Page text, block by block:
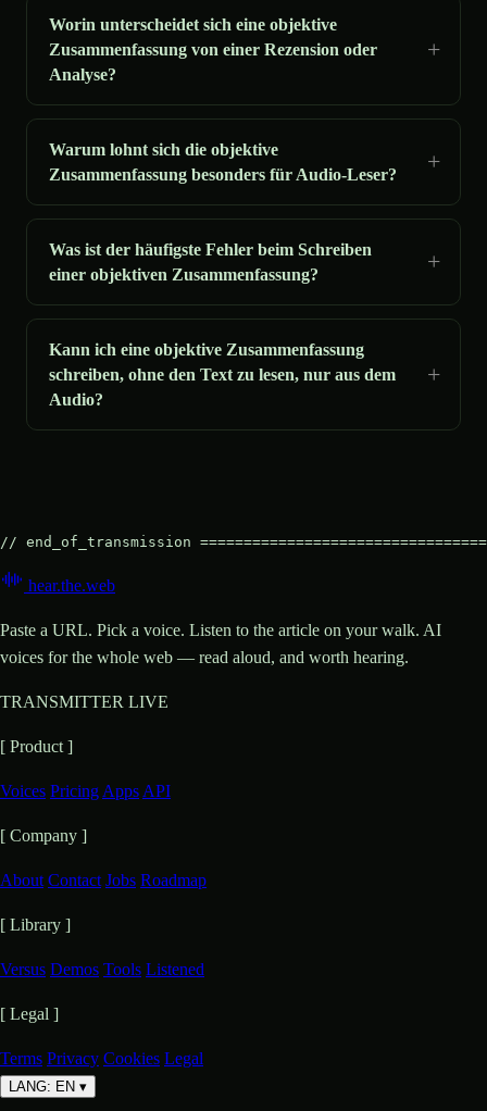
Worin unterscheidet sich eine objektive
Zusammenfassung von einer Rezension oder
Analyse?
Warum lohnt sich die objektive
Zusammenfassung besonders für Audio-Leser?
Was ist der häufigste Fehler beim Schreiben
einer objektiven Zusammenfassung?
Kann ich eine objektive Zusammenfassung
schreiben, ohne den Text zu lesen, nur aus dem
Audio?
// end_of_transmission
hear.the.web
Paste a URL. Pick a voice. Listen to the article on your walk. AI
voices for the whole web — read aloud, and worth hearing.
TRANSMITTER LIVE
[ Product ]
Voices Pricing Apps API
[ Company ]
About Contact Jobs Roadmap
[ Library ]
Versus Demos Tools Listened
[ Legal ]
Terms Privacy Cookies Legal
LANG: EN ▾